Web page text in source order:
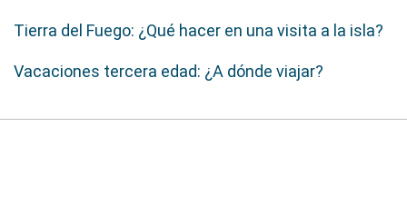
Tierra del Fuego: ¿Qué hacer en una visita a la isla?
Vacaciones tercera edad: ¿A dónde viajar?